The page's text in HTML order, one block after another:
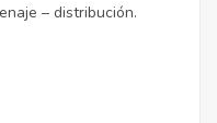
– distribución.